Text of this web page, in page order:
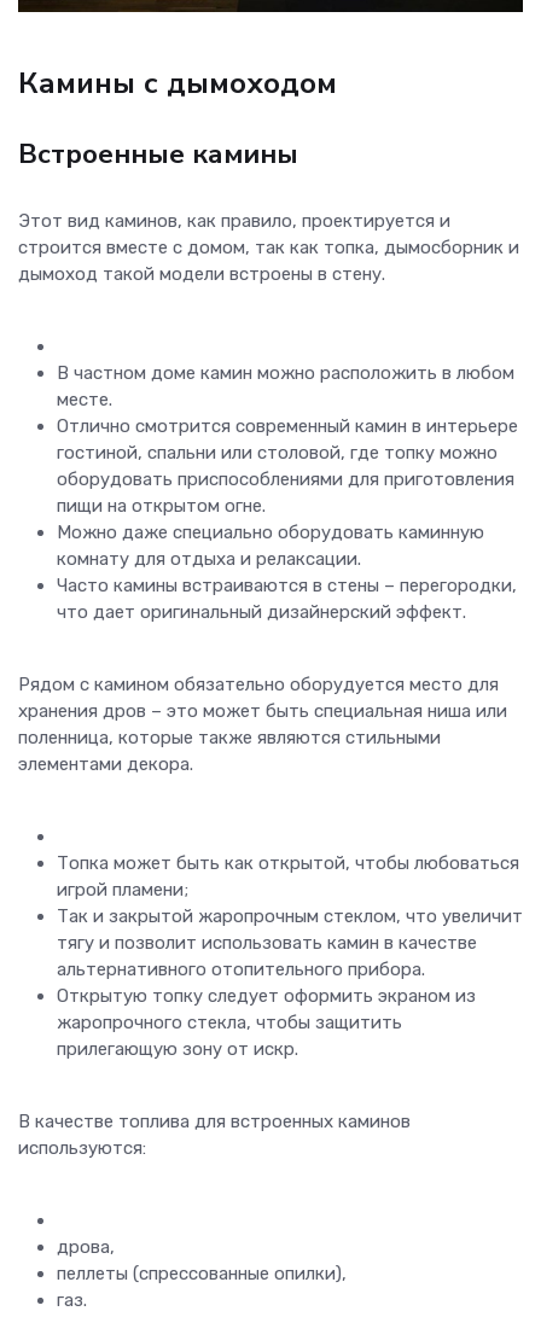
Камины с дымоходом
Встроенные камины
Этот вид каминов, как правило, проектируется и
строится вместе с домом, так как топка, дымосборник и
дымоход такой модели встроены в стену.
В частном доме камин можно расположить в любом
месте.
Отлично смотрится современный камин в интерьере
гостиной, спальни или столовой, где топку можно
оборудовать приспособлениями для приготовления
пищи на открытом огне.
Можно даже специально оборудовать каминную
комнату для отдыха и релаксации.
Часто камины встраиваются в стены – перегородки,
что дает оригинальный дизайнерский эффект.
Рядом с камином обязательно оборудуется место для
хранения дров – это может быть специальная ниша или
поленница, которые также являются стильными
элементами декора.
Топка может быть как открытой, чтобы любоваться
игрой пламени;
Так и закрытой жаропрочным стеклом, что увеличит
тягу и позволит использовать камин в качестве
альтернативного отопительного прибора.
Открытую топку следует оформить экраном из
жаропрочного стекла, чтобы защитить
прилегающую зону от искр.
В качестве топлива для встроенных каминов
используются:
дрова,
пеллеты (спрессованные опилки),
газ.